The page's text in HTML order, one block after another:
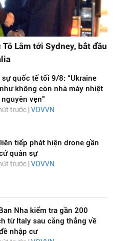
Lâm tới Sydney, bắt đầu
sự quốc tế tối 9/8: “Ukraine
không còn nhà máy nhiệt
vẹn”
trước |VOVVN
tiếp phát hiện drone gần
quân sự
trước | VOVVN
Nha kiểm tra gần 200
từ Italy sau căng thẳng về
nhập cư